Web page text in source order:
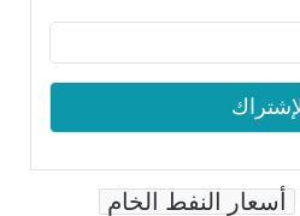
أسعار النفط الخام